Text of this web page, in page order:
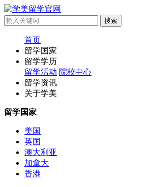
首页
留学国家
留学学历
留学活动 院校中心
留学资讯
关于学美
留学国家
美国
英国
澳大利亚
加拿大
香港